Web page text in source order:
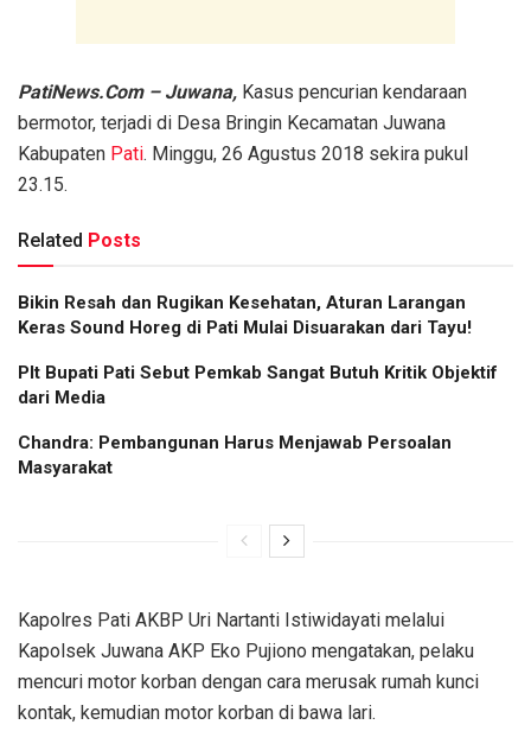
PatiNews.Com – Juwana, Kasus pencurian kendaraan
bermotor, terjadi di Desa Bringin Kecamatan Juwana
Kabupaten Pati. Minggu, 26 Agustus 2018 sekira pukul
23.15.
Related Posts
Bikin Resah dan Rugikan Kesehatan, Aturan Larangan
Keras Sound Horeg di Pati Mulai Disuarakan dari Tayu!
Plt Bupati Pati Sebut Pemkab Sangat Butuh Kritik Objektif
dari Media
Chandra: Pembangunan Harus Menjawab Persoalan
Masyarakat
Kapolres Pati AKBP Uri Nartanti Istiwidayati melalui
Kapolsek Juwana AKP Eko Pujiono mengatakan, pelaku
mencuri motor korban dengan cara merusak rumah kunci
kontak, kemudian motor korban di bawa lari.